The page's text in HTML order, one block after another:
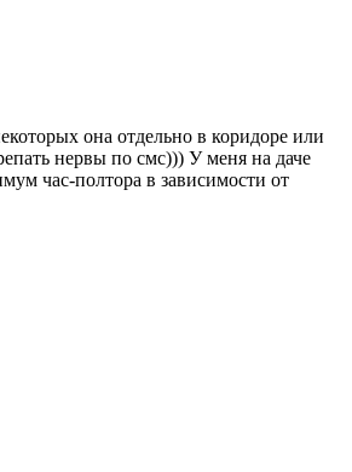
она отдельно в коридоре или
нервы по смс))) У меня на даче
час-полтора в зависимости от